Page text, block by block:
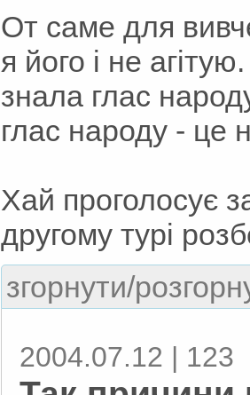
От саме для
я його і не
знала глас
глас народу -
Хай проголосує
другому турі
згорнути/
2004.07.12 | 123